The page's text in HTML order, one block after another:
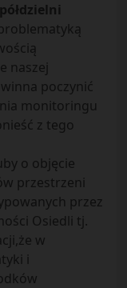
naszej
poczynić
monitoringu
z tego
o objęcie
przestrzeni
przez
Osiedli tj.
w
i